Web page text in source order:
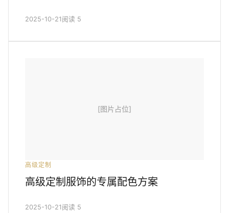
2025-10-21 阅读 5
[图片占位]
高级定制
高级定制服饰的专属配色方案
2025-10-21 阅读 5